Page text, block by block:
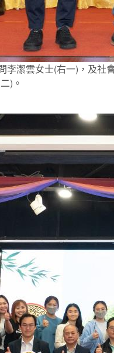
李潔雲女士(右一)，及社
)。